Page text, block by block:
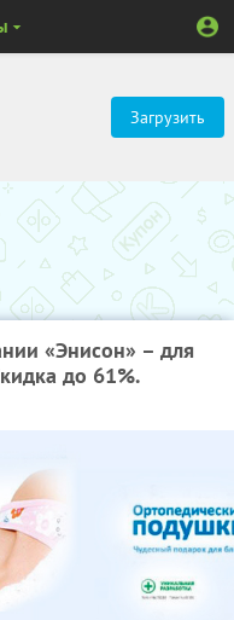
Загрузить
«Энисон» – для
до 61%.